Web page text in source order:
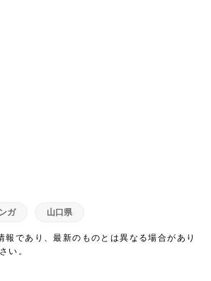
ガ 山口県
報であり、最新のものとは異なる場合があり
い。